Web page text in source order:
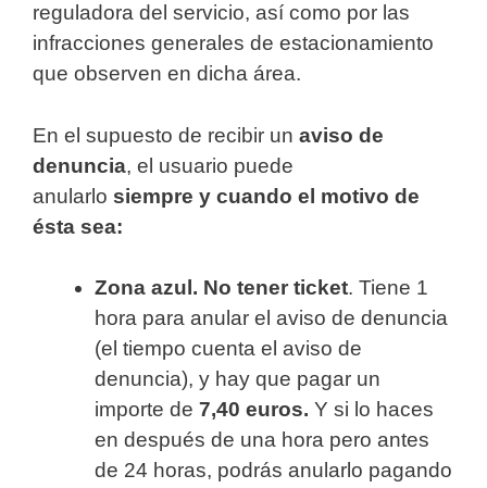
reguladora del servicio, así como por las
infracciones generales de estacionamiento
que observen en dicha área.
En el supuesto de recibir un aviso de
denuncia, el usuario puede
anularlo siempre y cuando el motivo de
ésta sea:
Zona azul. No tener ticket. Tiene 1
hora para anular el aviso de denuncia
(el tiempo cuenta el aviso de
denuncia), y hay que pagar un
importe de 7,40 euros. Y si lo haces
en después de una hora pero antes
de 24 horas, podrás anularlo pagando